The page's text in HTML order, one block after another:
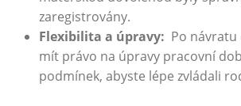
zaregistrovány.
Flexibilita a úpravy:
Po
mít právo na úpravy pracovní
podmínek, abyste ‍lépe⁣ zvládali